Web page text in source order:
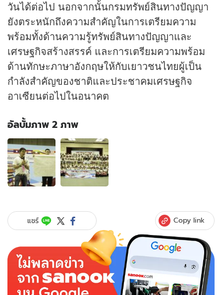
วันได้ต่อไป นอกจากนั้นกรมทรัพย์สินทางปัญญา
ยังตระหนักถึงความสำคัญในการเตรียมความ
พร้อมทั้งด้านความรู้ทรัพย์สินทางปัญญาและ
เศรษฐกิจสร้างสรรค์ และการเตรียมความพร้อม
ด้านทักษะภาษาอังกฤษให้กับเยาวชนไทยผู้เป็น
กำลังสำคัญของชาติและประชาคมเศรษฐกิจ
อาเซียนต่อไปในอนาคต
อัลบั้มภาพ 2 ภาพ
อัลบั้ม
ภาพ
2
ภาพ
ของ
มอบ
รางวัล
ไม่
ละเมิด
ทรัพย์สิน
ทาง
ปัญญา
แชร์ Copy link